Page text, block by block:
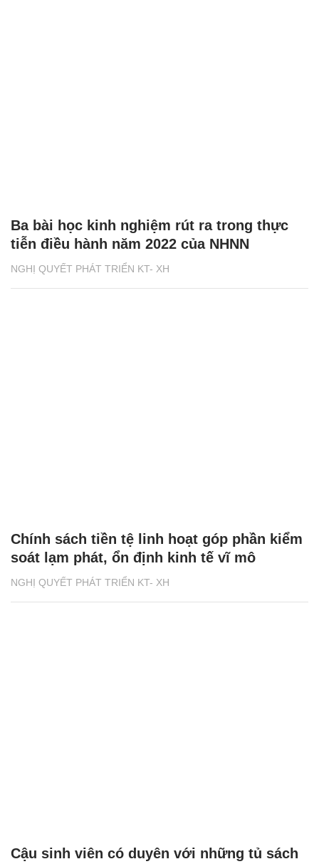
NGHỊ QUYẾT PHÁT TRIỂN KT- XH
Ba bài học kinh nghiệm rút ra trong thực
tiễn điều hành năm 2022 của NHNN
NGHỊ QUYẾT PHÁT TRIỂN KT- XH
Chính sách tiền tệ linh hoạt góp phần kiểm
soát lạm phát, ổn định kinh tế vĩ mô
Cậu sinh viên có duyên với những tủ sách